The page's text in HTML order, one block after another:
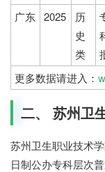
广东 2025
历
史
类
更多数据请进入：
二、 苏州卫
苏州卫生职业技术
日制公办专科层次